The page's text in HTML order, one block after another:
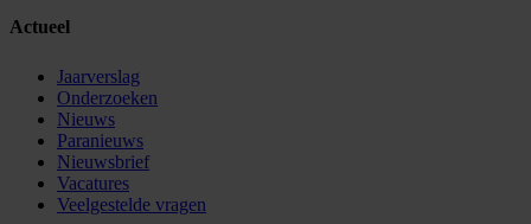
Actueel
Jaarverslag
Onderzoeken
Nieuws
Paranieuws
Nieuwsbrief
Vacatures
Veelgestelde vragen